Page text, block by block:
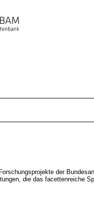
der
die das facettenreiche